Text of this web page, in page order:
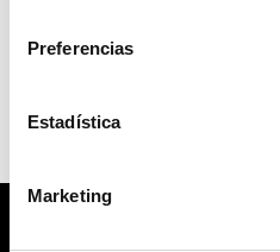
Preferencias
Estadística
Marketing